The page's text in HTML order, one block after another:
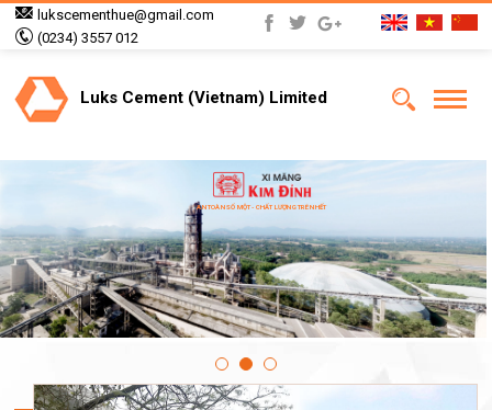
lukscementhue@gmail.com
(0234) 3557 012
Luks Cement (Vietnam) Limited
AN TOÀN SỐ MỘT - CHẤT LƯỢNG TRÊN HẾT